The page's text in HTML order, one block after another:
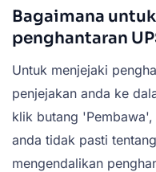
Bagaimana
penghantaran
Untuk menjejaki
penjejakan anda ke
klik butang
anda tidak pasti
mengendalikan